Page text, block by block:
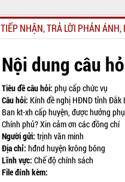
TIẾP NHẬN, TRẢ LỜI PHẢN ÁNH,
Nội dung câu
Tiêu đề câu hỏi:phụ cấp chức vụ
Câu hỏi: Kính đề nghị HĐND tỉnh Đắk
Ban kt-xh cấp huyện, được hưởng
Chính phủ? Xin cảm ơn các đồng chí
Người gửi:trịnh văn minh
Địa chỉ:hđnd huyện krông bông
Lĩnh vực:Chế độ chính sách
File đính kèm: